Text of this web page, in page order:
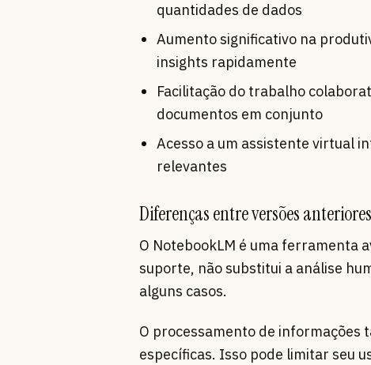
quantidades de dados
Aumento significativo na
insights rapidamente
Facilitação do trabalho
documentos em conjunto
Acesso a um assistente virtual
relevantes
Diferenças entre versões
O NotebookLM é uma ferramenta
suporte, não substitui a análise
alguns casos.
O processamento de informações
específicas. Isso pode limitar seu